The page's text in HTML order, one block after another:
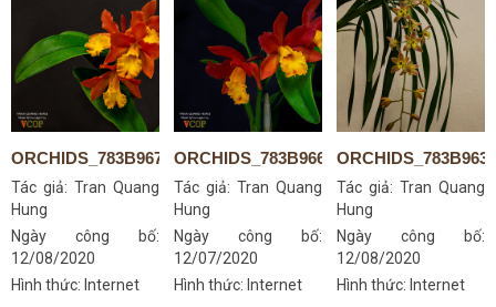
ORCHIDS_783B9674S
Tác giả:Tran Quang
Hung
Ngày công bố:
12/08/2020
Hình thức: Internet
ORCHIDS_783B9662S
Tác giả: Tran Quang
Hung
Ngày công bố:
12/07/2020
Hình thức: Internet
Tác giả: Tran Quang
Hung
Ngày công bố:
12/08/2020
Hình thức: Internet